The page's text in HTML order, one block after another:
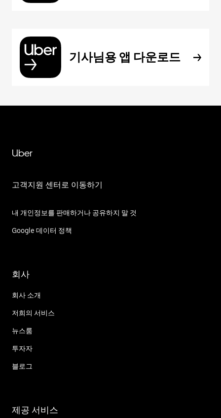
기사님용 앱 다운로드
Uber
고객지원 센터로 이동하기
내 개인정보를 판매하거나 공유하지 말 것
Google 데이터 정책
회사
회사 소개
저희의 서비스
뉴스룸
투자자
블로그
제공 서비스